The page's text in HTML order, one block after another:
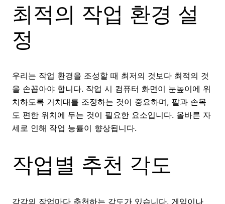
최적의 작업 환경 설
정
우리는 작업 환경을 조성할 때 최저의 것보다 최적의 것
을 손꼽아야 합니다. 작업 시 컴퓨터 화면이 눈높이에 위
치하도록 거치대를 조정하는 것이 중요하며, 팔과 손목
도 편한 위치에 두는 것이 필요한 요소입니다. 올바른 자
세로 인해 작업 능률이 향상됩니다.
작업별 추천 각도
각각의 작업마다 추천하는 각도가 있습니다. 게임이나